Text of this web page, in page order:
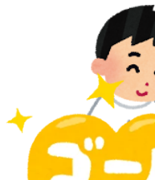
「ちょっと疲れが抜けない
「このだるさ、何とかしたい
そんな時は、ぜひお気軽に
お一人おひとりの体調に合
ただけるよう、丁寧に対応
スタッフ一同、皆さまのご